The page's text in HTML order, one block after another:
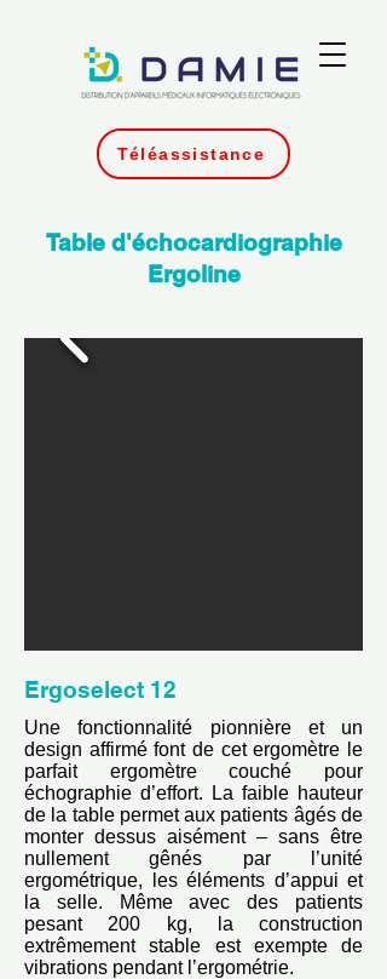
Téléassistance
Table d'échocardiographie
Ergoline
Ergoselect 12
Une fonctionnalité pionnière et un
design affirmé font de cet ergomètre le
parfait ergomètre couché pour
échographie d’effort. La faible hauteur
de la table permet aux patients âgés de
monter dessus aisément – sans être
nullement gênés par l’unité
ergométrique, les éléments d’appui et
la selle. Même avec des patients
pesant 200 kg, la construction
extrêmement stable est exempte de
vibrations pendant l’ergométrie.